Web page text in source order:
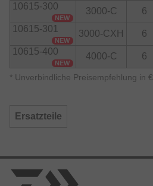
10615-300
NEW
3000-C 6
10615-301
NEW
3000-CXH 6
10615-400
NEW
4000-C 6
* Unverbindliche Preisempfehlung in €
Ersatzteile